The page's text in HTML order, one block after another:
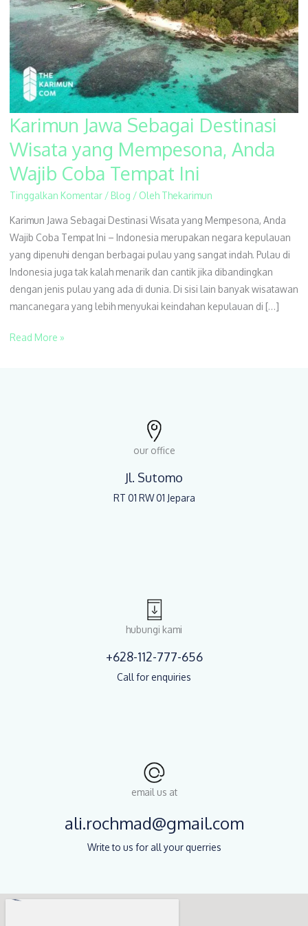
Karimun Jawa Sebagai Destinasi
Wisata yang Mempesona, Anda
Wajib Coba Tempat Ini
Tinggalkan Komentar / Blog / Oleh Thekarimun
Karimun Jawa Sebagai Destinasi Wisata yang Mempesona, Anda
Wajib Coba Tempat Ini – Indonesia merupakan negara kepulauan
yang dipenuhi dengan berbagai pulau yang sangat indah. Pulau di
Indonesia juga tak kalah menarik dan cantik jika dibandingkan
dengan jenis pulau yang ada di dunia. Di sisi lain banyak wisatawan
mancanegara yang lebih menyukai keindahan kepulauan di […]
Karimun
Sebagai
Destinasi
Wisata
Mempesona,
Anda
Wajib
Coba
Tempat
Ini
Read More »
our office
Jl. Sutomo
RT 01 RW 01 Jepara
hubungi kami
+628-112-777-656
Call for enquiries
email us at
ali.rochmad@gmail.com
Write to us for all your querries